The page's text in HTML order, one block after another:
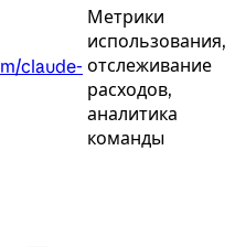
claude-
Метрики
использования,
отслеживание
расходов,
аналитика
команды